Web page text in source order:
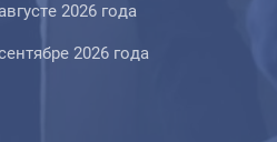
2026 года
2026 года